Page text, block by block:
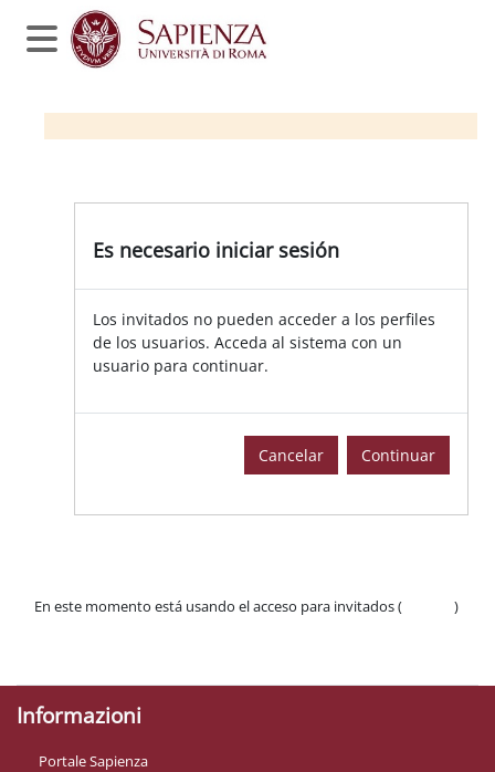
Salta al contenido principal
Panel lateral
Es necesario iniciar sesión
Los invitados no pueden acceder a los perfiles
de los usuarios. Acceda al sistema con un
usuario para continuar.
Cancelar Continuar
En este momento está usando el acceso para invitados (
)
Informazioni
Portale Sapienza